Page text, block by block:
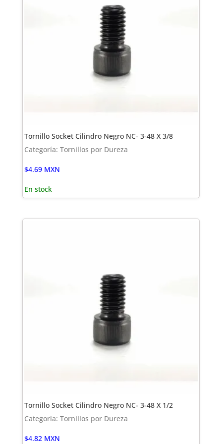
Tornillo Socket Cilindro Negro NC- 3-48 X 3/8
Categoría: Tornillos por Dureza
$4.69 MXN
En stock
Tornillo Socket Cilindro Negro NC- 3-48 X 1/2
Categoría: Tornillos por Dureza
$4.82 MXN